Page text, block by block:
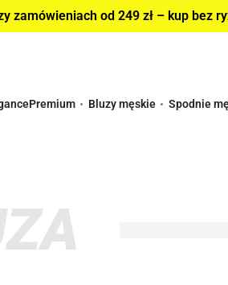
zamówieniach od 249 zł – kup bez
Premium Bluzy męskie Spodnie